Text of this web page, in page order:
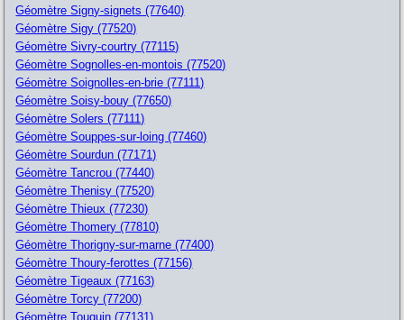
Géomètre Signy-signets (77640)
Géomètre Sigy (77520)
Géomètre Sivry-courtry (77115)
Géomètre Sognolles-en-montois (77520)
Géomètre Soignolles-en-brie (77111)
Géomètre Soisy-bouy (77650)
Géomètre Solers (77111)
Géomètre Souppes-sur-loing (77460)
Géomètre Sourdun (77171)
Géomètre Tancrou (77440)
Géomètre Thenisy (77520)
Géomètre Thieux (77230)
Géomètre Thomery (77810)
Géomètre Thorigny-sur-marne (77400)
Géomètre Thoury-ferottes (77156)
Géomètre Tigeaux (77163)
Géomètre Torcy (77200)
Géomètre Touquin (77131)